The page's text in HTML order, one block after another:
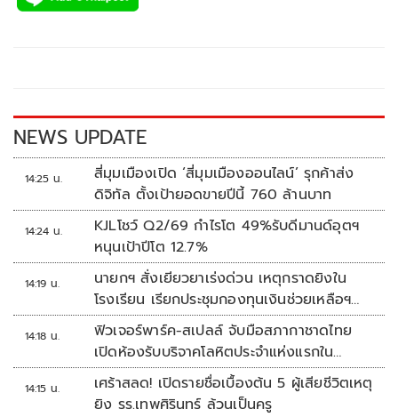
e
k
tt p
k
NEWS UPDATE
14:25 น.
สี่มุมเมืองเปิด ‘สี่มุมเมืองออนไลน์’ รุกค้าส่ง
ดิจิทัล ตั้งเป้ายอดขายปีนี้ 760 ล้านบาท
14:24 น.
KJLโชว์ Q2/69 กำไรโต 49%รับดีมานด์อุตฯ
หนุนเป้าปีโต 12.7%
14:19 น.
นายกฯ สั่งเยียวยาเร่งด่วน เหตุกราดยิงใน
โรงเรียน เรียกประชุมกองทุนเงินช่วยเหลือฯ
ทันที
14:18 น.
ฟิวเจอร์พาร์ค-สเปลล์ จับมือสภากาชาดไทย
เปิดห้องรับบริจาคโลหิตประจำแห่งแรกใน
ศูนย์การค้าปทุมธานี
14:15 น.
เศร้าสลด! เปิดรายชื่อเบื้องต้น 5 ผู้เสียชีวิตเหตุ
ยิง รร.เทพศิรินทร์ ล้วนเป็นครู